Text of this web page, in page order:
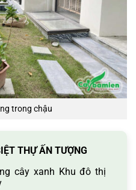
trong chậu
THỰ ẤN TƯỢNG
cây xanh Khu đô thị